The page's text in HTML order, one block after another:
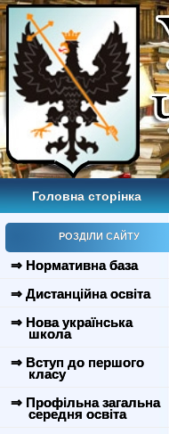
Головна сторінка
РОЗДІЛИ САЙТУ
⇒ Нормативна база
⇒ Дистанційна освіта
⇒ Нова українська
школа
⇒ Вступ до першого
класу
⇒ Профільна загальна
середня освіта